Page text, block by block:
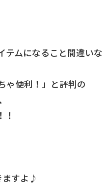
テムになること間違いな
ゃ便利！」と評判の
ますよ♪